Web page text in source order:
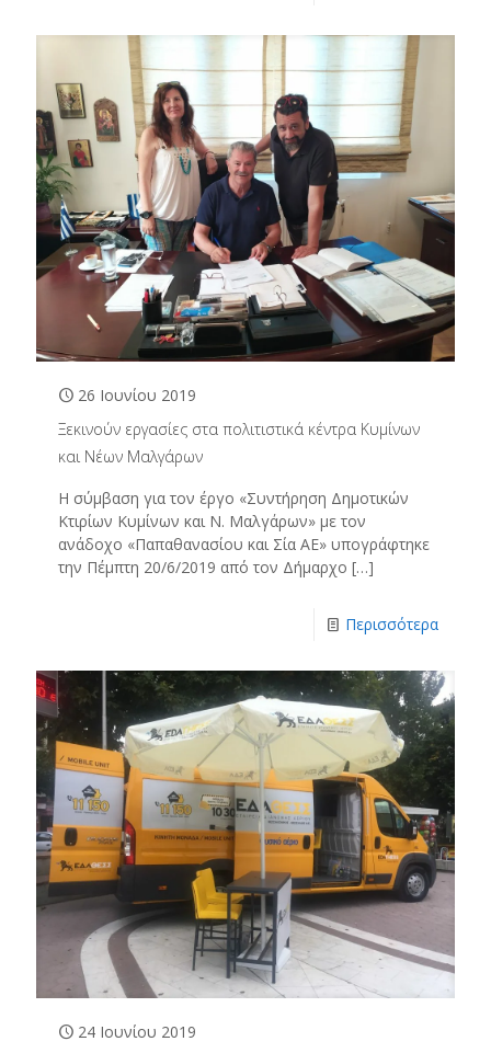
26 Ιουνίου 2019
Ξεκινούν εργασίες στα πολιτιστικά κέντρα Κυμίνων
και Νέων Μαλγάρων
Η σύμβαση για τον έργο «Συντήρηση Δημοτικών
Κτιρίων Κυμίνων και Ν. Μαλγάρων» με τον
ανάδοχο «Παπαθανασίου και Σία ΑΕ» υπογράφτηκε
την Πέμπτη 20/6/2019 από τον Δήμαρχο […]
Περισσότερα
24 Ιουνίου 2019